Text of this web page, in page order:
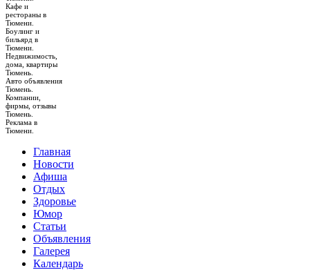
Кафе и
рестораны в
Тюмени.
Боулинг и
бильярд в
Тюмени.
Недвижимость,
дома, квартиры
Тюмень.
Авто объявления
Тюмень.
Компании,
фирмы, отзывы
Тюмень.
Реклама в
Тюмени.
Главная
Новости
Афиша
Отдых
Здоровье
Юмор
Статьи
Объявления
Галерея
Календарь